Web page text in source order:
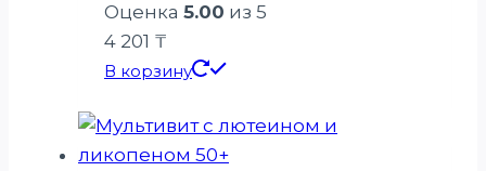
Оценка 5.00 из 5
4 201 ₸
В корзину